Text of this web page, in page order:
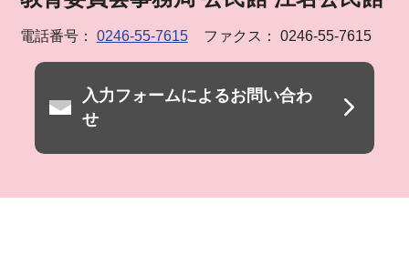
電話番号： 0246-55-7615 ファクス： 0246-55-7615
入力フォームによるお問い合わ
せ